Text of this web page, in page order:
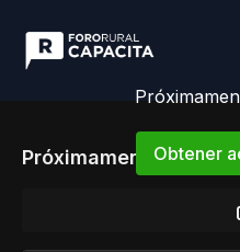
Obtener
iniciar
Próximamente |